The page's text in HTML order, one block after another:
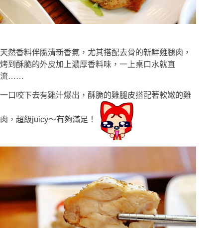
天然香料伴隨清新香氣，尤其搭配去骨的新鮮雞腿肉，
烤到酥脆的外皮加上濃厚香料味，一上桌口水就直
流……
一口咬下去有雞汁爆出，酥脆的雞腿皮搭配著軟嫩的雞
肉，超級juicy〜有夠滿足！